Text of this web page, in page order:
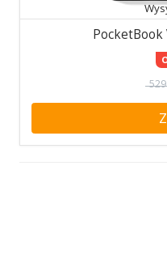
PocketBook
529